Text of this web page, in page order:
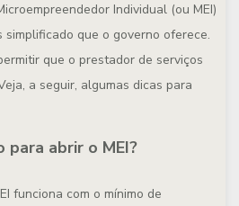
Individual (ou MEI)
simplificado que o governo oferece.
que o prestador de serviços
a seguir, algumas dicas para
para abrir o MEI?
funciona com o mínimo de